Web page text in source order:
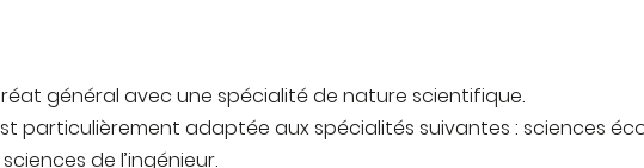
général avec une spécialité de nature scientifique.
particulièrement adaptée aux spécialités suivantes : sciences
de l’ingénieur.